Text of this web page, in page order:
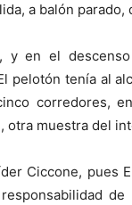
a balón
y en el
pelotón tenía al
corredores,
otra muestra del
Ciccone, pues